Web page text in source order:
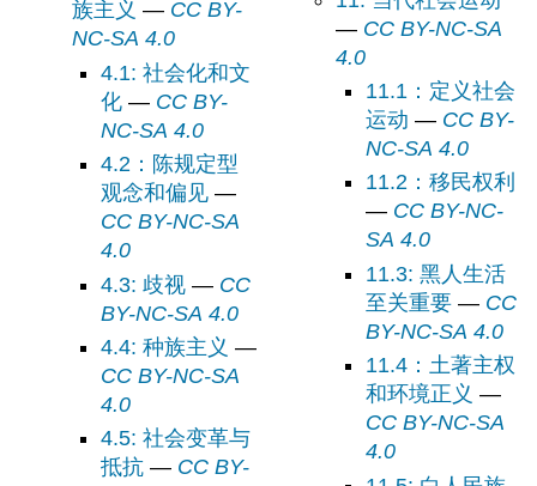
族主义 — CC BY-
NC-SA 4.0
4.1: 社会化和文
化 — CC BY-
NC-SA 4.0
4.2：陈规定型
观念和偏见 —
CC BY-NC-SA
4.0
4.3: 歧视 — CC
BY-NC-SA 4.0
4.4: 种族主义 —
CC BY-NC-SA
4.0
4.5: 社会变革与
抵抗 — CC BY-
— CC BY-NC-SA
4.0
11.1：定义社会
运动 — CC BY-
NC-SA 4.0
11.2：移民权利
— CC BY-NC-
SA 4.0
11.3: 黑人生活
至关重要— CC
BY-NC-SA 4.0
11.4：土著主权
和环境正义 —
CC BY-NC-SA
4.0